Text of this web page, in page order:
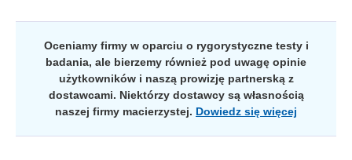
Oceniamy firmy w oparciu o rygorystyczne testy i
badania, ale bierzemy również pod uwagę opinie
użytkowników i naszą prowizję partnerską z
dostawcami. Niektórzy dostawcy są własnością
naszej firmy macierzystej. Dowiedz się więcej